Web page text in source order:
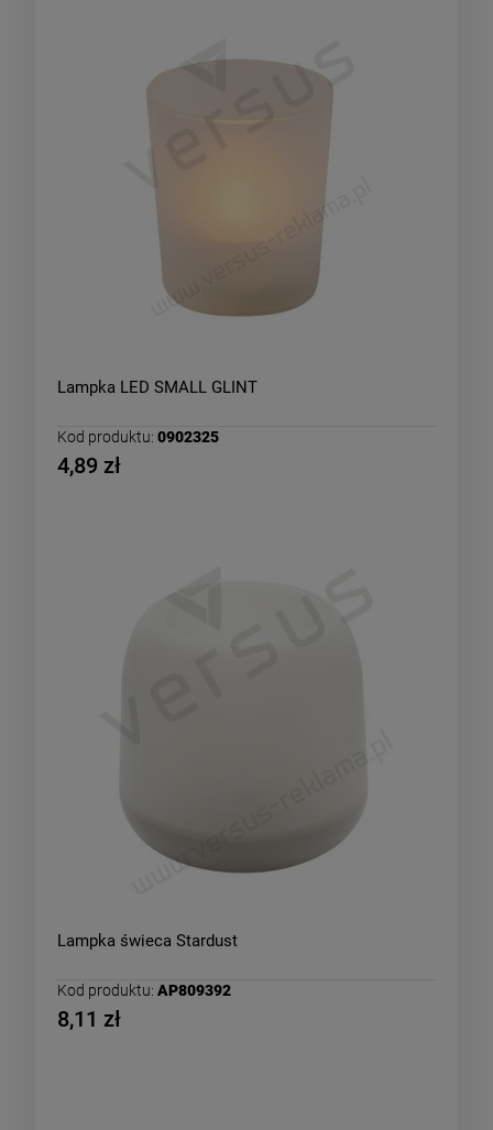
Lampka LED SMALL GLINT
Kod produktu: 0902325
4,89 zł
Lampka świeca Stardust
Kod produktu: AP809392
8,11 zł